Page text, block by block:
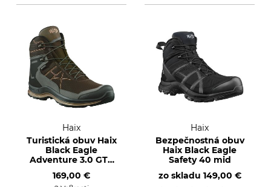
Haix
Turistická obuv Haix
Black Eagle
Adventure 3.0 GTX
169,00 €
Haix
Bezpečnostná obuv
Haix Black Eagle
Safety 40 mid
zo skladu 149,00 €